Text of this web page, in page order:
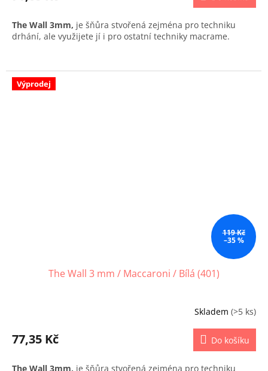
The Wall 3mm, je šňůra stvořená zejména pro techniku
drhání, ale využijete jí i pro ostatní techniky macrame.
Výprodej
119 Kč
–35 %
The Wall 3 mm / Maccaroni / Bílá (401)
Skladem (>5 ks)
77,35 Kč Do košíku
The Wall 3mm, je šňůra stvořená zejména pro techniku